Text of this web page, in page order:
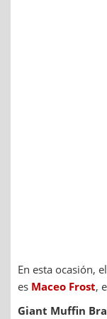
En esta ocasión,
es Maceo Frost,
Giant Muffin